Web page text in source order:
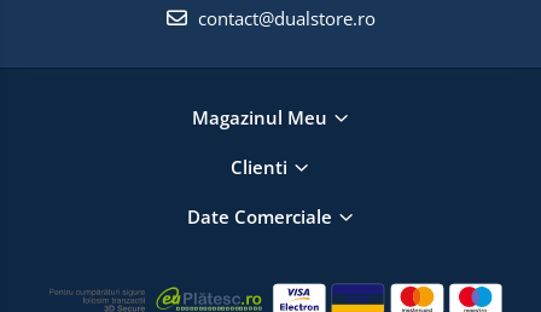
contact@dualstore.ro
Magazinul Meu
Clienti
Date Comerciale